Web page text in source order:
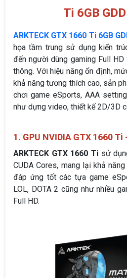
Ti 6GB
ARKTECK GTX 1660 Ti 6GB
họa tầm trung sử dụng kiến
đến người dùng gaming Full
thông. Với hiệu năng ổn định,
khả năng tương thích cao, sản
chơi game eSports, AAA
như dựng video, thiết kế 2D/3D
1. GPU NVIDIA GTX 1660
ARKTECK GTX 1660 Ti sử
CUDA Cores, mang lại khả
đáp ứng tốt các tựa game
LOL, DOTA 2 cũng như nhiều
Full HD.